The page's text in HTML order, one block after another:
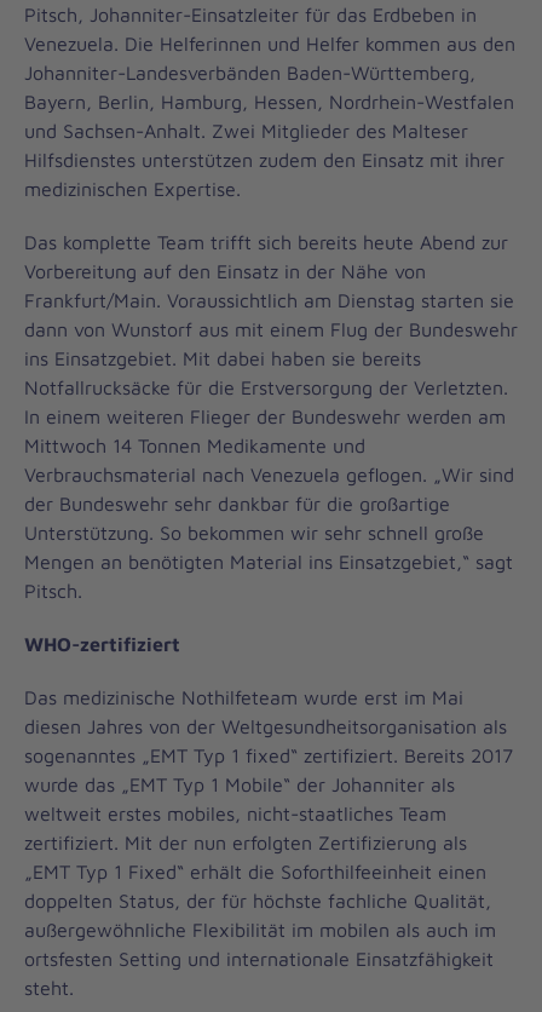
Pitsch, Johanniter-Einsatzleiter für das Erdbeben in
Venezuela. Die Helferinnen und Helfer kommen aus den
Johanniter-Landesverbänden Baden-Württemberg,
Bayern, Berlin, Hamburg, Hessen, Nordrhein-Westfalen
und Sachsen-Anhalt. Zwei Mitglieder des Malteser
Hilfsdienstes unterstützen zudem den Einsatz mit ihrer
medizinischen Expertise.
Das komplette Team trifft sich bereits heute Abend zur
Vorbereitung auf den Einsatz in der Nähe von
Frankfurt/Main. Voraussichtlich am Dienstag starten sie
dann von Wunstorf aus mit einem Flug der Bundeswehr
ins Einsatzgebiet. Mit dabei haben sie bereits
Notfallrucksäcke für die Erstversorgung der Verletzten.
In einem weiteren Flieger der Bundeswehr werden am
Mittwoch 14 Tonnen Medikamente und
Verbrauchsmaterial nach Venezuela geflogen. „Wir sind
der Bundeswehr sehr dankbar für die großartige
Unterstützung. So bekommen wir sehr schnell große
Mengen an benötigten Material ins Einsatzgebiet,“ sagt
Pitsch.
WHO-zertifiziert
Das medizinische Nothilfeteam wurde erst im Mai
diesen Jahres von der Weltgesundheitsorganisation als
sogenanntes „EMT Typ 1 fixed“ zertifiziert. Bereits 2017
wurde das „EMT Typ 1 Mobile“ der Johanniter als
weltweit erstes mobiles, nicht-staatliches Team
zertifiziert. Mit der nun erfolgten Zertifizierung als
„EMT Typ 1 Fixed“ erhält die Soforthilfeeinheit einen
doppelten Status, der für höchste fachliche Qualität,
außergewöhnliche Flexibilität im mobilen als auch im
ortsfesten Setting und internationale Einsatzfähigkeit
steht.